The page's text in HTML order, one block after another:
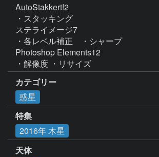
AutoStakkert!2
・スタッキング
ステライメージ7
・各レベル補正　・シャープ
Photoshop Elements12
・解像度 ・リサイズ
カテゴリー
惑星
特集
2016年 木星
天体